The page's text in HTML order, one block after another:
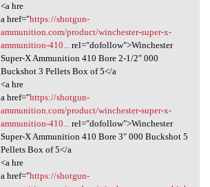
<a hre
a href="https://shotgun-
ammunition.com/product/winchester-super-x-
ammunition-410...rel="dofollow">Winchester
Super-X Ammunition 410 Bore 2-1/2″ 000
Buckshot 3 Pellets Box of 5</a
<a hre
a href="https://shotgun-
ammunition.com/product/winchester-super-x-
ammunition-410...rel="dofollow">Winchester
Super-X Ammunition 410 Bore 3″ 000 Buckshot 5
Pellets Box of 5</a
<a hre
a href="https://shotgun-